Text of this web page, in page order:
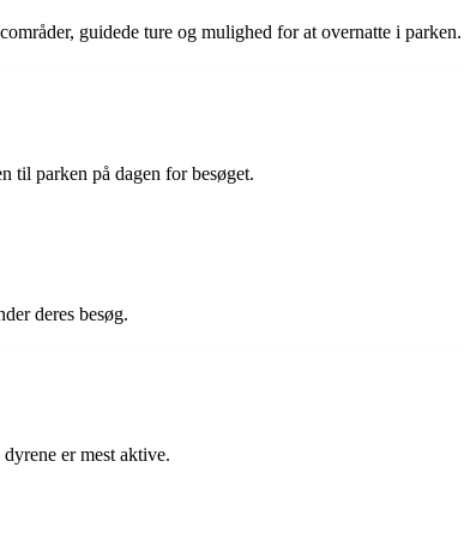
guidede ture og mulighed for at overnatte i parken.
til parken på dagen for besøget.
deres besøg.
er mest aktive.